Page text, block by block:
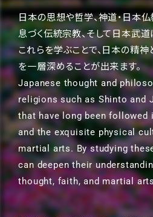
日本の思想や哲学、神道・日本
息づく伝統宗教、そして日本武
これらを学ぶことで、日本の精
を一層深めることが出来ます。
Japanese thought and
religions such as Shinto and
that have long been followed
and the exquisite physical
martial arts. By studying
can deepen their
thought, faith, and martial